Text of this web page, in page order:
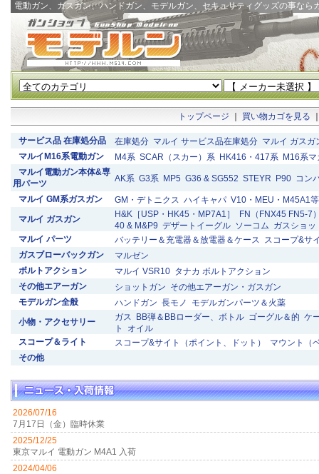
電動ガン、ガスガン、ハンドガン、モデルガン、セキュリティグッズの事なら
トップページ 買い物カゴを見る
サービス品 在庫処分品 在庫処分 マルイ サービス品在庫処分 マルイ ガスガ
マルイM16系電動ガン
M4系 SCAR（スカー）系 HK416・417系 M16系
マルイ電動ガン本体&専
用パーツ
AK系 G3系 MP5 G36 & SG552 STEYR P90 コン
マルイ GM系ガスガン GM・デトニクス ハイキャパ V10・MEU・M45A1等
マルイ ガスガン
H&K［USP・HK45・MP7A1］
FN（FNX45 FN5-7
40 & M&P9 デザートイーグル ソーコム ガスショッ
マルイ パーツ
バッテリー＆充電器＆放電器＆ケース スコープ&サ
ガスブローバックガン
マルゼン
ボルトアクション
マルイ VSR10 タナカ ボルトアクション
その他エアーガン
ショットガン その他エアーガン・ガスガン
モデルガン全般
ハンドガン 長モノ
モデルガンパーツ＆火薬
小物・アクセサリー
ガス BB弾＆BBローダー、ボトル ゴーグル＆的 ケ
ト
オイル
スコープ＆ライト
スコープ&サイト（ポイント、ドット）
マウント（
その他
2026/07/16
7月17日（金）臨時休業
2025/12/25
東京マルイ 電動ガン M4A1 入荷
2024/04/06